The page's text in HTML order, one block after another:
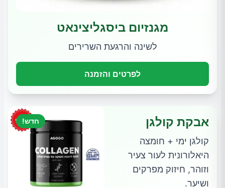
מגנזיום ביסגליצינאט
לשינה והרגעת השרירים
לפרטים והזמנה
חדש! אבקת קולגן
קולגן ימי + חומצה
היאלורונית לעור צעיר
וזוהר, חיזוק מפרקים
ושיער.